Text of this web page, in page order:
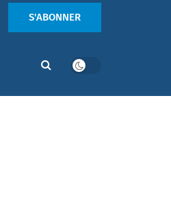
S'ABONNER